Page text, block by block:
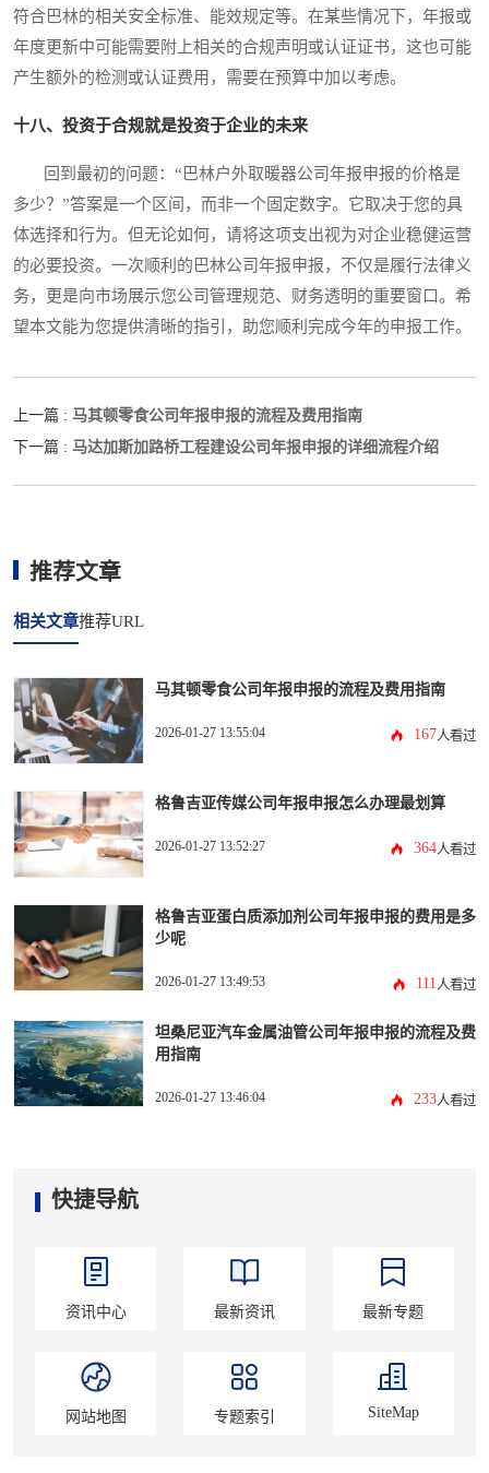
符合巴林的相关安全标准、能效规定等。在某些情况下，年报或
年度更新中可能需要附上相关的合规声明或认证证书，这也可能
产生额外的检测或认证费用，需要在预算中加以考虑。
十八、投资于合规就是投资于企业的未来
回到最初的问题：“巴林户外取暖器公司年报申报的价格是
多少？”答案是一个区间，而非一个固定数字。它取决于您的具
体选择和行为。但无论如何，请将这项支出视为对企业稳健运营
的必要投资。一次顺利的巴林公司年报申报，不仅是履行法律义
务，更是向市场展示您公司管理规范、财务透明的重要窗口。希
望本文能为您提供清晰的指引，助您顺利完成今年的申报工作。
上一篇 : 马其顿零食公司年报申报的流程及费用指南
下一篇 : 马达加斯加路桥工程建设公司年报申报的详细流程介绍
推荐文章
相关文章推荐URL
马其顿零食公司年报申报的流程及费用指南
2026-01-27 13:55:04 167人看过
格鲁吉亚传媒公司年报申报怎么办理最划算
2026-01-27 13:52:27 364人看过
格鲁吉亚蛋白质添加剂公司年报申报的费用是多
少呢
2026-01-27 13:49:53 111人看过
坦桑尼亚汽车金属油管公司年报申报的流程及费
用指南
2026-01-27 13:46:04 233人看过
快捷导航
资讯中心 最新资讯 最新专题
网站地图 专题索引 SiteMap